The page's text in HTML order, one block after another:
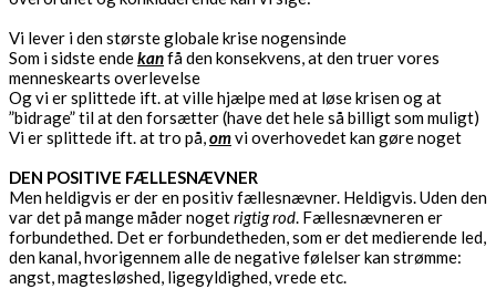
Vi lever i den største globale krise nogensinde
Som i sidste endekanfå den konsekvens, at den truer vores
menneskearts overlevelse
Og vi er splittede ift. at ville hjælpe med at løse krisen og at
”bidrage” til at den forsætter (have det hele så billigt som muligt)
Vi er splittede ift. at tro på,omvi overhovedet kan gøre noget
DEN POSITIVE FÆLLESNÆVNER
Men heldigvis er der en positiv fællesnævner. Heldigvis. Uden den
var det på mange måder nogetrigtig rod. Fællesnævneren er
forbundethed. Det er forbundetheden, som er det medierende led,
den kanal, hvorigennem alle de negative følelser kan strømme:
angst, magtesløshed, ligegyldighed, vrede etc.